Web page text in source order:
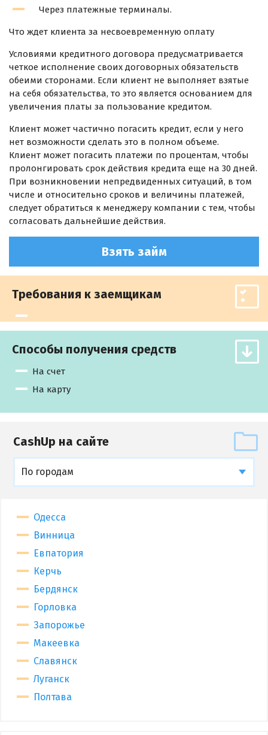
Через платежные терминалы.
Что ждет клиента за несвоевременную оплату
Условиями кредитного договора предусматривается
четкое исполнение своих договорных обязательств
обеими сторонами. Если клиент не выполняет взятые
на себя обязательства, то это является основанием для
увеличения платы за пользование кредитом.
Клиент может частично погасить кредит, если у него
нет возможности сделать это в полном объеме.
Клиент может погасить платежи по процентам, чтобы
пролонгировать срок действия кредита еще на 30 дней.
При возникновении непредвиденных ситуаций, в том
числе и относительно сроков и величины платежей,
следует обратиться к менеджеру компании с тем, чтобы
согласовать дальнейшие действия.
Взять займ
Требования к заемщикам
Способы получения средств
На счет
На карту
CashUp на сайте
По городам
Одесса
Винница
Евпатория
Керчь
Бердянск
Горловка
Запорожье
Макеевка
Славянск
Луганск
Полтава